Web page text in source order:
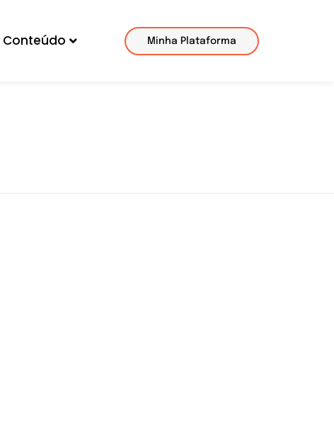
Conteúdo Minha Plataforma